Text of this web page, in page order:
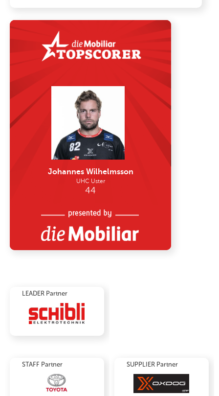
LEADER Partner
STAFF Partner SUPPLIER Partner